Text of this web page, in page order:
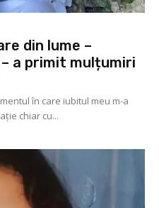
din lume –
a primit mulțumiri
în care iubitul meu m-a
chiar cu...